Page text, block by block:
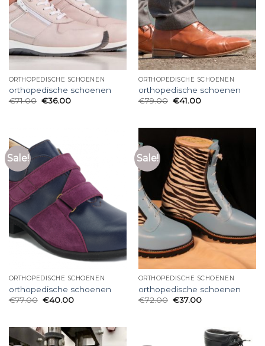
ORTHOPEDISCHE SCHOENEN
orthopedische schoenen
€71.00 €36.00
ORTHOPEDISCHE SCHOENEN
orthopedische schoenen
€79.00 €41.00
Sale!
ORTHOPEDISCHE SCHOENEN
orthopedische schoenen
€77.00 €40.00
Sale!
ORTHOPEDISCHE SCHOENEN
orthopedische schoenen
€72.00 €37.00